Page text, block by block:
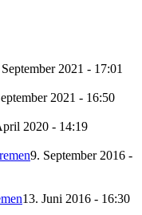
2021 - 17:01
2021 - 16:50
2020 - 14:19
9. September 2016 -
13. Juni 2016 - 16:30